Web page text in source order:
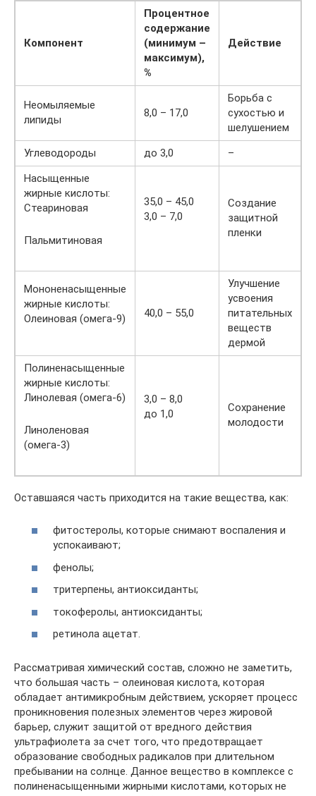
Компонент
Процентное
содержание
(минимум –
максимум),
%
Действие
Неомыляемые
липиды
8,0 – 17,0
Борьба с
сухостью и
шелушением
Углеводороды
до 3,0
–
Насыщенные
жирные кислоты:
Стеариновая
Пальмитиновая
35,0 – 45,0
3,0 – 7,0
Создание
защитной
пленки
Мононенасыщенные
жирные кислоты:
Олеиновая (омега-9)
40,0 – 55,0
Улучшение
усвоения
питательных
веществ
дермой
Полиненасыщенные
жирные кислоты:
Линолевая (омега-6)
Линоленовая
(омега-3)
3,0 – 8,0
до 1,0
Сохранение
молодости
Оставшаяся часть приходится на такие вещества, как:
фитостеролы, которые снимают воспаления и
успокаивают;
фенолы;
тритерпены, антиоксиданты;
токоферолы, антиоксиданты;
ретинола ацетат.
Рассматривая химический состав, сложно не заметить,
что большая часть – олеиновая кислота, которая
обладает антимикробным действием, ускоряет процесс
проникновения полезных элементов через жировой
барьер, служит защитой от вредного действия
ультрафиолета за счет того, что предотвращает
образование свободных радикалов при длительном
пребывании на солнце. Данное вещество в комплексе с
полиненасыщенными жирными кислотами, которых не